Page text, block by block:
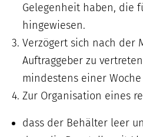
Gelegenheit haben, die
hingewiesen.
Verzögert sich nach der
Auftraggeber zu
mindestens einer
Zur Organisation eines
dass der Behälter leer